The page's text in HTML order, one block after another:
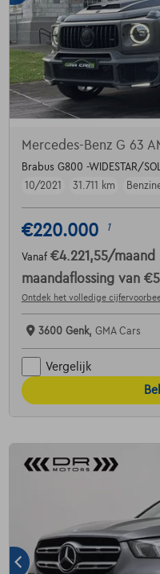
Mercedes-Benz G 63
Brabus G800 -WIDESTAR/
10/2021
31.711 km
€220.000 1
Vanaf €4.221,55/maand
maandaflossing van
Ontdek het volledige
3600 Genk, GMA Cars
Vergelijk